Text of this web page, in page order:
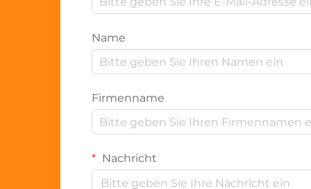
Name
Firmenname
Nachricht